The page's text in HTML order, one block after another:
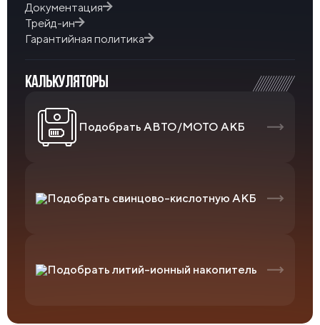
Документация
Трейд-ин
Гарантийная политика
КАЛЬКУЛЯТОРЫ
Подобрать АВТО/МОТО АКБ
Подобрать свинцово-кислотную АКБ
Подобрать литий-ионный накопитель